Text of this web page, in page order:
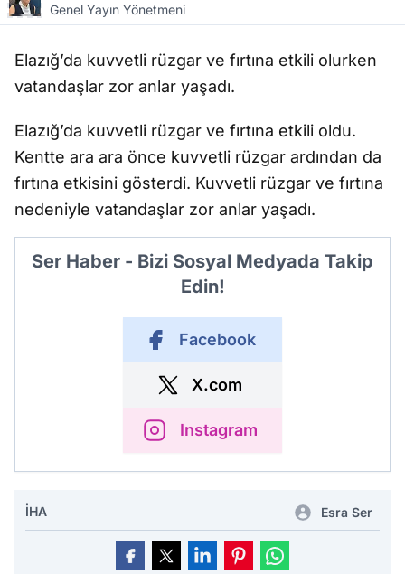
Genel Yayın Yönetmeni
Elazığ’da kuvvetli rüzgar ve fırtına etkili olurken
vatandaşlar zor anlar yaşadı.
Elazığ’da kuvvetli rüzgar ve fırtına etkili oldu.
Kentte ara ara önce kuvvetli rüzgar ardından da
fırtına etkisini gösterdi. Kuvvetli rüzgar ve fırtına
nedeniyle vatandaşlar zor anlar yaşadı.
Ser Haber - Bizi Sosyal Medyada Takip
Edin!
Facebook
X.com
Instagram
İHA Esra Ser